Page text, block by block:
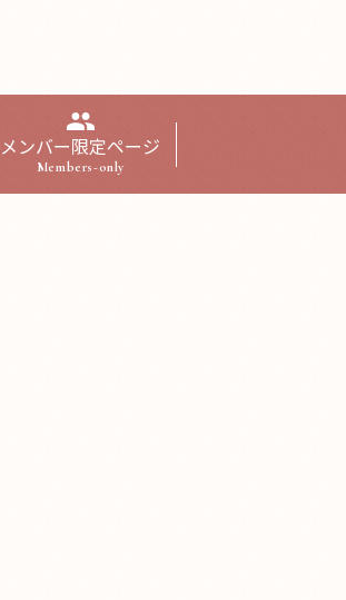
メンバー限定ページ
Members-only